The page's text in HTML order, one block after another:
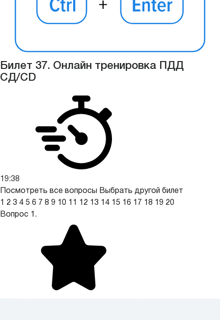
Билет 37. Онлайн тренировка ПДД
СД/CD
19:37
Посмотреть все вопросы
Выбрать другой билет
1
2 3 4 5 6 7 8 9 10 11 12 13 14 15 16 17 18 19 20
Вопрос 1.